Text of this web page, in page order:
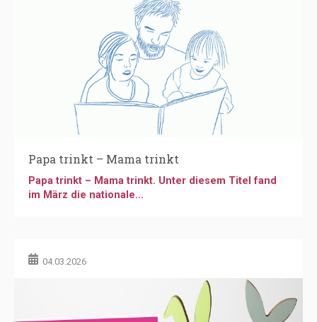
Papa trinkt – Mama trinkt
Papa trinkt – Mama trinkt. Unter diesem Titel fand
im März die nationale...
04.03.2026